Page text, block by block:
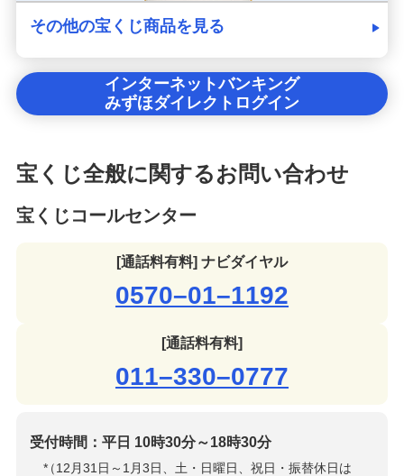
その他の宝くじ商品を見る
インターネットバンキング
みずほダイレクトログイン
宝くじ全般に関するお問い合わせ
宝くじコールセンター
[通話料有料] ナビダイヤル
0570–01–1192
[通話料有料]
011–330–0777
受付時間：平日 10時30分～18時30分
*
（12月31日～1月3日、土・日曜日、祝日・振替休日は